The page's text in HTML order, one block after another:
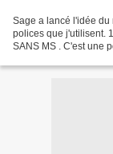
Sage a lancé l'idée
polices que j'utilisent.
SANS MS . C'est une